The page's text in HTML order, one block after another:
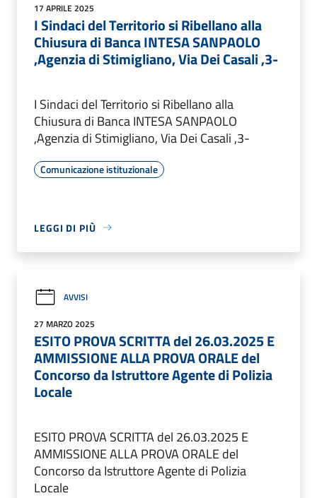
17 APRILE 2025
I Sindaci del Territorio si Ribellano alla
Chiusura di Banca INTESA SANPAOLO
,Agenzia di Stimigliano, Via Dei Casali ,3-
I Sindaci del Territorio si Ribellano alla
Chiusura di Banca INTESA SANPAOLO
,Agenzia di Stimigliano, Via Dei Casali ,3-
Comunicazione istituzionale
LEGGI DI PIÙ
AVVISI
27 MARZO 2025
ESITO PROVA SCRITTA del 26.03.2025 E
AMMISSIONE ALLA PROVA ORALE del
Concorso da Istruttore Agente di Polizia
Locale
ESITO PROVA SCRITTA del 26.03.2025 E
AMMISSIONE ALLA PROVA ORALE del
Concorso da Istruttore Agente di Polizia
Locale